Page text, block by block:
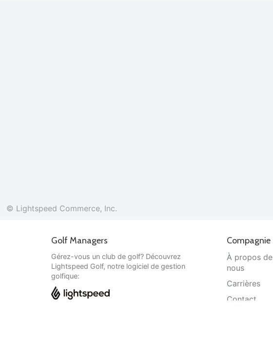
© Lightspeed Commerce, Inc.
Golf Managers
Gérez-vous un club de golf? Découvrez
Lightspeed Golf, notre logiciel de gestion
golfique:
Compagnie
À propos de
nous
Carrières
Contact